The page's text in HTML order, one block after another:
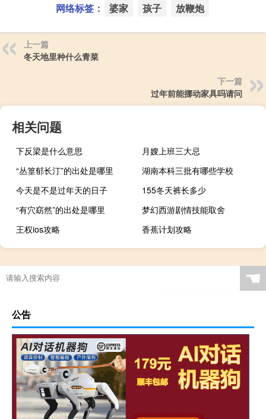
网络标签： 婆家 孩子 放鞭炮
上一篇
冬天地里种什么青菜
下一篇
过年前能挪动家具吗请问
相关问题
下反梁是什么意思
月嫂上班三大忌
“丛篁郁长汀”的出处是哪里
湖南本科三批有哪些学校
今天是不是过年天的日子
155冬天裤长多少
“有穴窈然”的出处是哪里
梦幻西游剧情技能取舍
王权ios攻略
香蕉计划攻略
☚
公告